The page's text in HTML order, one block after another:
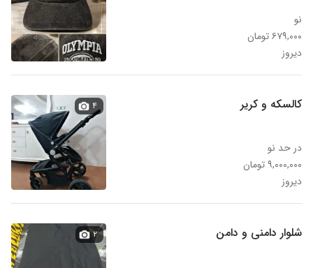
نو
۶۷۹,۰۰۰ تومان
دیروز
کالسکه و کریر
در حد نو
۹,۰۰۰,۰۰۰ تومان
دیروز
۴
شلوار دامنی و دامن ۲